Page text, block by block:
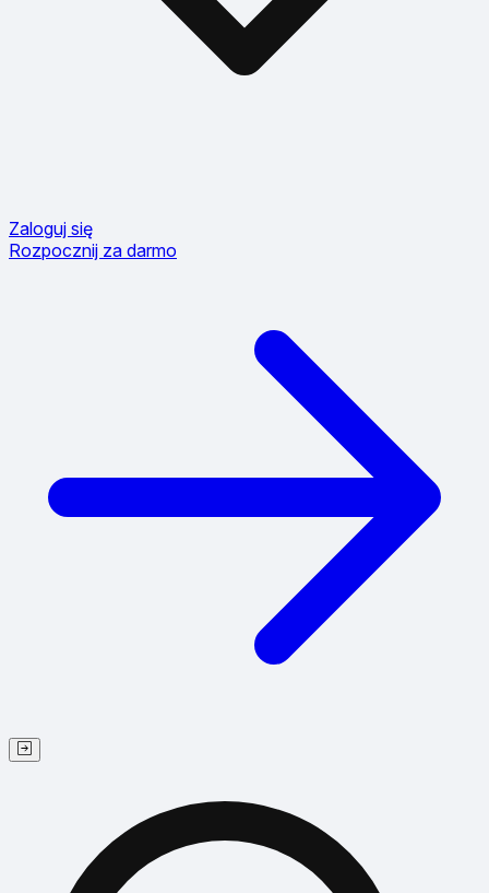
Zaloguj się
Rozpocznij za darmo